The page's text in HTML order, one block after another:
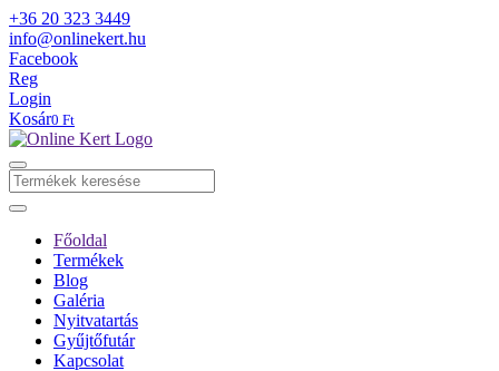
+36 20 323 3449
info@onlinekert.hu
Facebook
Reg
Login
Kosár0 Ft
Főoldal
Termékek
Blog
Galéria
Nyitvatartás
Gyűjtőfutár
Kapcsolat